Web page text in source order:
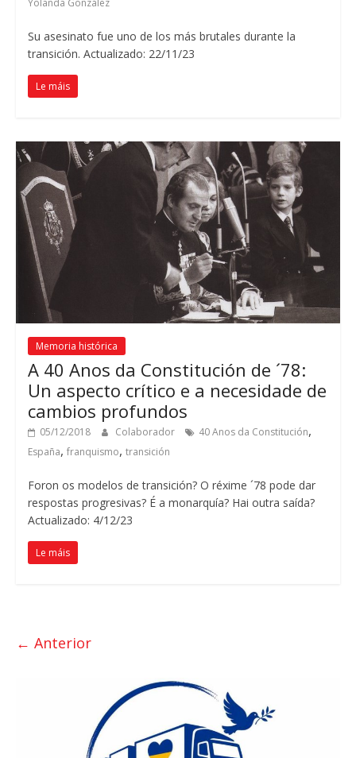
Su asesinato fue uno de los más brutales durante la
transición. Actualizado: 22/11/23
Le máis
Memoria histórica
A 40 Anos da Constitución de ´78:
Un aspecto crítico e a necesidade de
cambios profundos
05/12/2018 Colaborador 40 Anos da Constitución,
España, franquismo, transición
Foron os modelos de transición? O réxime ´78 pode dar
respostas progresivas? É a monarquía? Hai outra saída?
Actualizado: 4/12/23
Le máis
← Anterior